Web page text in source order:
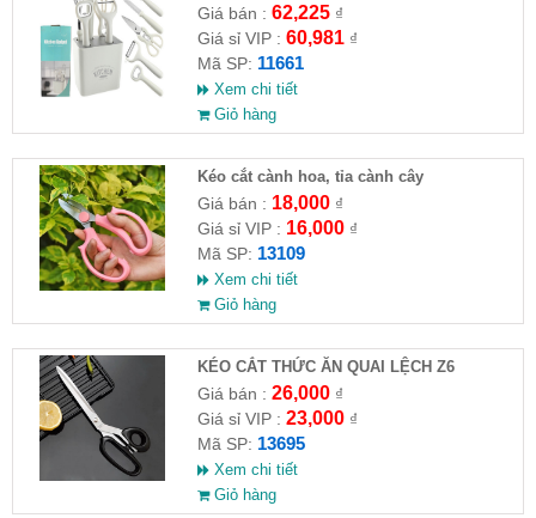
Giá bán : 62,225₫
Giá sỉ VIP : 60,981₫
Mã SP: 11661
Xem chi tiết
Giỏ hàng
Kéo cắt cành hoa, tỉa cành cây
Giá bán : 18,000₫
Giá sỉ VIP : 16,000₫
Mã SP: 13109
Xem chi tiết
Giỏ hàng
KÉO CẮT THỨC ĂN QUAI LỆCH Z6
Giá bán : 26,000₫
Giá sỉ VIP : 23,000₫
Mã SP: 13695
Xem chi tiết
Giỏ hàng